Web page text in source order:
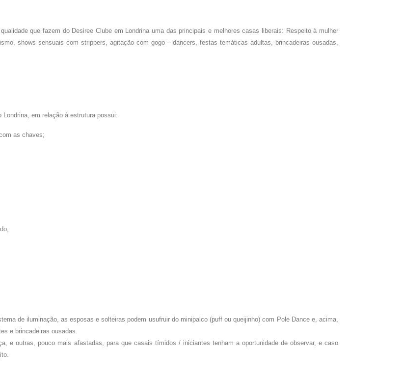
que fazem do Desiree Clube em Londrina uma das principais e melhores casas liberais: Respeito à mulher
shows sensuais com strippers, agitação com gogo – dancers, festas temáticas adultas, brincadeiras ousadas,
em relação à estrutura possui:
as chaves;
de iluminação, as esposas e solteiras podem usufruir do minipalco (puff ou queijinho) com Pole Dance e, acima,
e brincadeiras ousadas.
e outras, pouco mais afastadas, para que casais tímidos / iniciantes tenham a oportunidade de observar, e caso